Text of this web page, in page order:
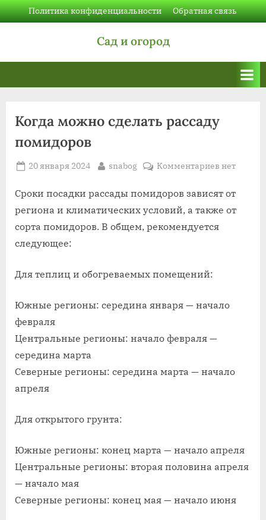
Skip
to
Политика конфиденциальности Обратная связь
Сад и огород
Когда можно сделать рассаду
помидоров
Posted
20 января 2024 By
snabog Комментариевк
Когда
можно
рассаду
нет
Сроки посадки рассады помидоров зависят от
региона и климатических условий, а также от
сорта помидоров. В общем, рекомендуется
следующее:
Для теплиц и обогреваемых помещений:
Южные регионы: середина января — начало
февраля
Центральные регионы: начало февраля —
середина марта
Северные регионы: середина марта — начало
апреля
Для открытого грунта:
Южные регионы: конец марта — начало апреля
Центральные регионы: вторая половина апреля
— начало мая
Северные регионы: конец мая — начало июня